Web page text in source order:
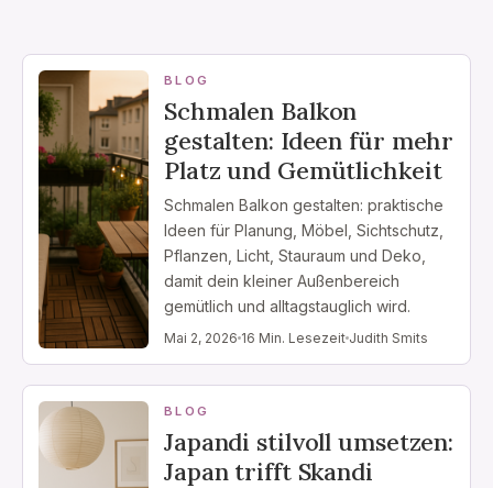
SONSTIGES
FLUR
REINIGUNG
INSPIRATION
KONTAKT
ÜBER 51WOHNEN
BLOG
Schmalen Balkon
gestalten: Ideen für mehr
Platz und Gemütlichkeit
Schmalen Balkon gestalten: praktische
Ideen für Planung, Möbel, Sichtschutz,
Pflanzen, Licht, Stauraum und Deko,
damit dein kleiner Außenbereich
gemütlich und alltagstauglich wird.
Mai 2, 2026 16 Min. Lesezeit Judith Smits
BLOG
Japandi stilvoll umsetzen:
Japan trifft Skandi